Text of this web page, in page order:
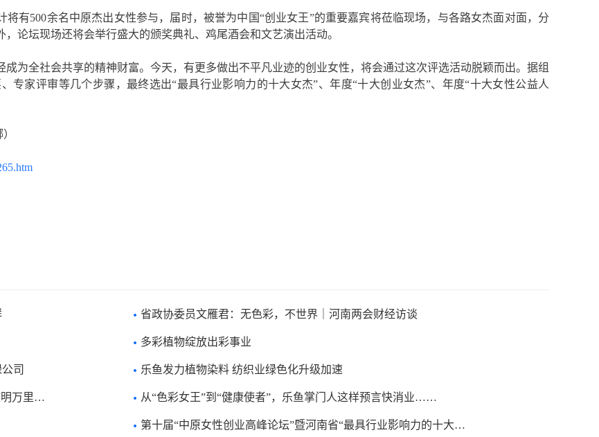
有500余名中原杰出女性参与，届时，被誉为中国“创业女王”的重要嘉宾将莅临现场，与各路女杰面对面，分
论坛现场还将会举行盛大的颁奖典礼、鸡尾酒会和文艺演出活动。
为全社会共享的精神财富。今天，有更多做出不平凡业迹的创业女性，将会通过这次评选活动脱颖而出。据组
专家评审等几个步骤，最终选出“最具行业影响力的十大女杰”、年度“十大创业女杰”、年度“十大女性公益人
省政协委员文雁君：无色彩，不世界｜河南两会财经访谈
多彩植物绽放出彩事业
司 乐鱼发力植物染料 纺织业绿色化升级加速
进乐鱼 从“色彩女王”到“健康使者”，乐鱼掌门人这样预言快消业……
第十届“中原女性创业高峰论坛”暨河南省“最具行业影响力的十大女杰”等公益评选活动启动